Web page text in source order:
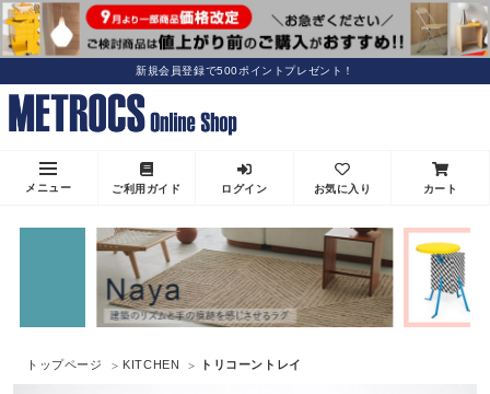
新規会員登録で500ポイントプレゼント！
メニュー ご利用ガイド ログイン お気に入り カート
トップページ KITCHEN トリコーントレイ